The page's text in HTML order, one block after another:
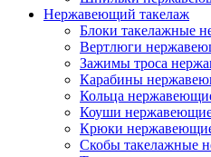
Нержавеющий такелаж
Блоки такелажные
Вертлюги
Зажимы троса
Карабины
Кольца
Коуши
Крюки
Скобы такелажные